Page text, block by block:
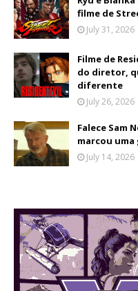
filme de
July 31, 2026
Filme de
do diretor,
diferente
July 26, 2026
Falece Sam
marcou
July 14, 2026